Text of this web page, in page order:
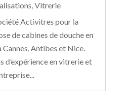
,Vitrerie
Activitres pour la
de cabines de douche en
Cannes, Antibes et Nice.
d’expérience en vitrerie et